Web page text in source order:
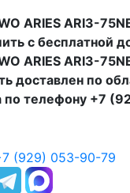
ARIES ARI3-
с бесплатной
ARIES ARI3-
доставлен по
по телефону +7
(929) 053-90-79